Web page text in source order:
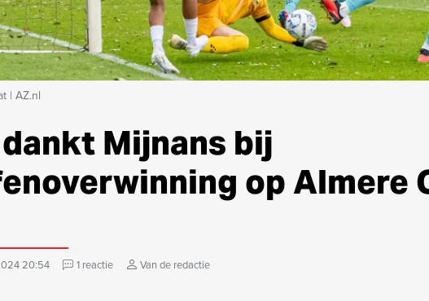
| AZ.nl
Mijnans bij
op Almere
20:54 1 reactie Van de redactie